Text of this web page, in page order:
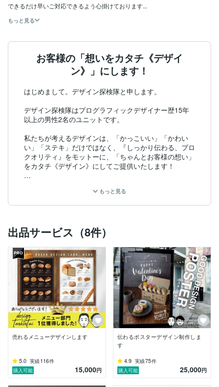
できるだけ早いご対応できるよう心掛けております...
もっと見る
お客様の「想いをカタチ《デザイ
ン》」にします！
はじめまして。デザイン探検隊と申します。
デザイン探検隊はプログラフィックデザイナー歴15年
以上の男性2名のユニットです。
私たちが考えるデザインは、「かっこいい」「かわい
い」「ステキ」だけではなく、『しっかり伝わる、プロ
クオリティ』をモットーに、「ちゃんとお客様の想い」
をカタチ《デザイン》にしてご提供いたします！
汲み取ってデザインさせていただきます。
私たちにとっても最高の幸せです。
チラシをはじめ、ポスターやパンフレット、リーフレッ
ト、POPなどの紙媒体のデザインはなんでもOKです！
大手出版社の雑誌のデザインも行っていますので、エデ
ィトリアルデザインも得意です！　編集プロダクション
様や自社・自店の告知ツールを雑誌テイストの冊子とし
て制作したいというからのお問い合わせもお待ちしてお
ります。
もっと見る
出品サービス（8件）
売れるメニューデザインします
5.0 実績116件
購入可能
15,000円
伝わるポスターデザイン制作しま
す
4.9 実績75件
購入可能
25,000円